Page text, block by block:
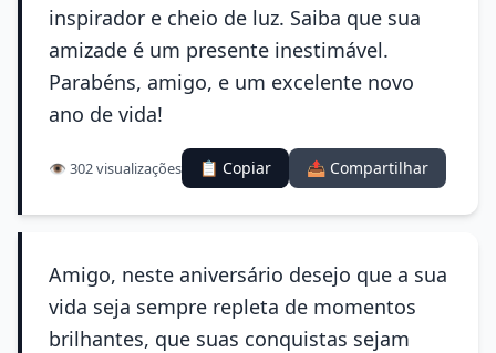
inspirador e cheio de luz. Saiba que sua
amizade é um presente inestimável.
Parabéns, amigo, e um excelente novo
ano de vida!
👁️ 302 visualizações 📋 Copiar 📤 Compartilhar
Amigo, neste aniversário desejo que a sua
vida seja sempre repleta de momentos
brilhantes, que suas conquistas sejam